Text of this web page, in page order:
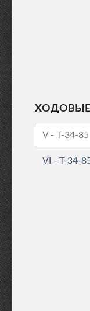
ХОДОВЫЕ
V - T-34-85
VI - T-34-